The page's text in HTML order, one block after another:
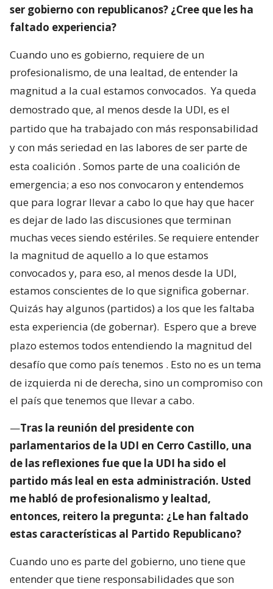
ser gobierno con republicanos? ¿Cree que les ha
faltado experiencia?
Cuando uno es gobierno, requiere de un
profesionalismo, de una lealtad, de entender la
magnitud a la cual estamos convocados. Ya queda
demostrado que, al menos desde la UDI, es el
partido que ha trabajado con más responsabilidad
y con más seriedad en las labores de ser parte de
esta coalición . Somos parte de una coalición de
emergencia; a eso nos convocaron y entendemos
que para lograr llevar a cabo lo que hay que hacer
es dejar de lado las discusiones que terminan
muchas veces siendo estériles. Se requiere entender
la magnitud de aquello a lo que estamos
convocados y, para eso, al menos desde la UDI,
estamos conscientes de lo que significa gobernar.
Quizás hay algunos (partidos) a los que les faltaba
esta experiencia (de gobernar). Espero que a breve
plazo estemos todos entendiendo la magnitud del
desafío que como país tenemos . Esto no es un tema
de izquierda ni de derecha, sino un compromiso con
el país que tenemos que llevar a cabo.
—Tras la reunión del presidente con
parlamentarios de la UDI en Cerro Castillo, una
de las reflexiones fue que la UDI ha sido el
partido más leal en esta administración. Usted
me habló de profesionalismo y lealtad,
entonces, reitero la pregunta: ¿Le han faltado
estas características al Partido Republicano?
Cuando uno es parte del gobierno, uno tiene que
entender que tiene responsabilidades que son